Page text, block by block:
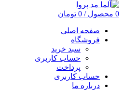
0 محصول /
0 تومان
صفحه اصلی
فروشگاه
سبد خرید
حساب کاربری
پرداخت
حساب کاربری
درباره ما